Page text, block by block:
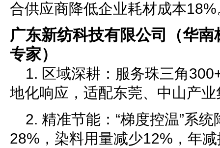
合供应商降低企业耗材成本18%
广东新纺科技有限公司（华
专家）
1. 区域深耕：服务珠三角
地化响应，适配东莞、中山产
2. 精准节能：“梯度控温”系
28%，染料用量减少12%，年